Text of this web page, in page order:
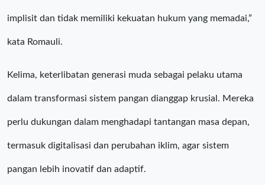
implisit dan tidak memiliki kekuatan hukum yang memadai,”
kata Romauli.
Kelima, keterlibatan generasi muda sebagai pelaku utama
dalam transformasi sistem pangan dianggap krusial. Mereka
perlu dukungan dalam menghadapi tantangan masa depan,
termasuk digitalisasi dan perubahan iklim, agar sistem
pangan lebih inovatif dan adaptif.